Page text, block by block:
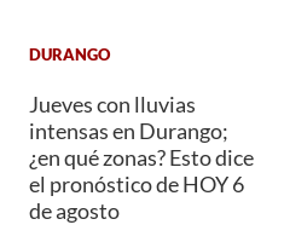
DURANGO
Jueves con lluvias
intensas en Durango;
¿en qué zonas? Esto dice
el pronóstico de HOY 6
de agosto